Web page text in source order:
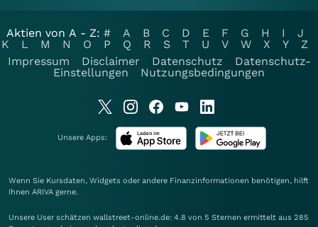
Aktien von A - Z: # A B C D E F G H I
J
K
L M N O P Q R S T U V W X Y
Z
Impressum
Disclaimer Datenschutz
Datenschutz-
Einstellungen
Nutzungsbedingungen
Unsere Apps:
Wenn Sie Kursdaten, Widgets oder andere Finanzinformationen benötigen, hilft
Ihnen ARIVA gerne.
Unsere User schätzen wallstreet-online.de: 4.8 von 5 Sternen ermittelt aus 285